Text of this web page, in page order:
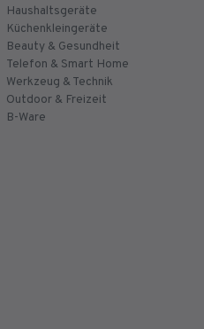
Haushaltsgeräte
Küchenkleingeräte
Beauty & Gesundheit
Telefon & Smart Home
Werkzeug & Technik
Outdoor & Freizeit
B-Ware